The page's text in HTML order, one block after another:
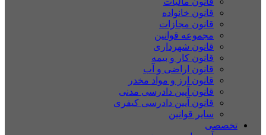
قانون خانواده
قانون مجازات
مجموعه قوانین
قانون شهرداری
قانون کار و بیمه
قانون اراضی و آب
قانون ارز و مواد مخدر
قانون آیین دادرسی مدنی
قانون آیین دادرسی کیفری
سایر قوانین
تخصصی